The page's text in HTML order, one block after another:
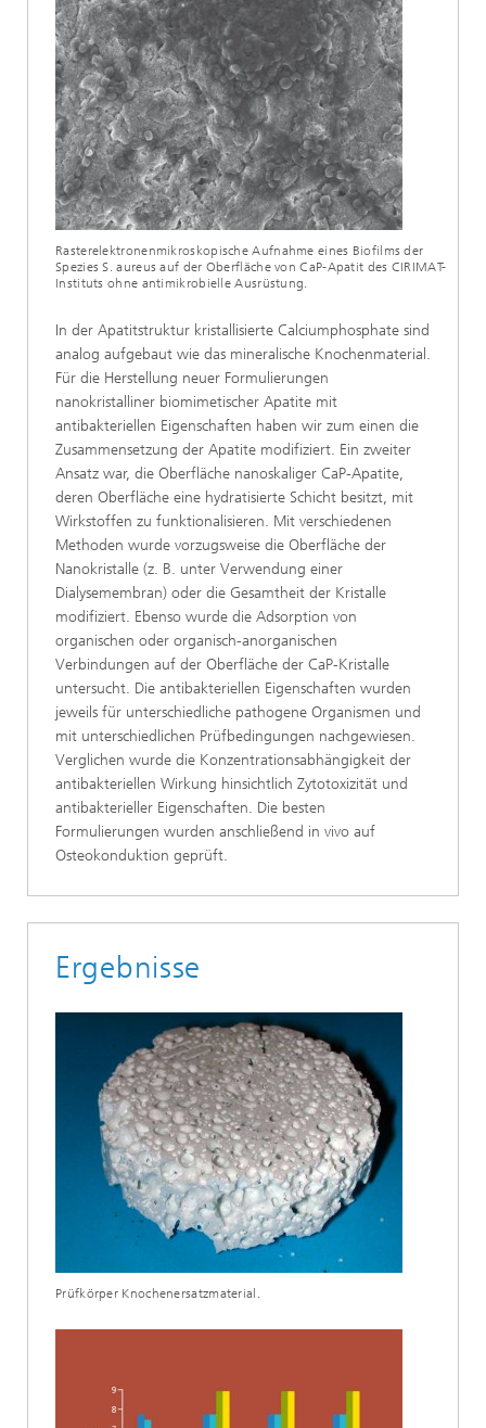
Rasterelektronenmikroskopische Aufnahme eines Biofilms der
Spezies S. aureus auf der Oberfläche von CaP-Apatit des CIRIMAT-
Instituts ohne antimikrobielle Ausrüstung.
In der Apatitstruktur kristallisierte Calciumphosphate sind
analog aufgebaut wie das mineralische Knochenmaterial.
Für die Herstellung neuer Formulierungen
nanokristalliner biomimetischer Apatite mit
antibakteriellen Eigenschaften haben wir zum einen die
Zusammensetzung der Apatite modifiziert. Ein zweiter
Ansatz war, die Oberfläche nanoskaliger CaP-Apatite,
deren Oberfläche eine hydratisierte Schicht besitzt, mit
Wirkstoffen zu funktionalisieren. Mit verschiedenen
Methoden wurde vorzugsweise die Oberfläche der
Nanokristalle (z. B. unter Verwendung einer
Dialysemembran) oder die Gesamtheit der Kristalle
modifiziert. Ebenso wurde die Adsorption von
organischen oder organisch-anorganischen
Verbindungen auf der Oberfläche der CaP-Kristalle
untersucht. Die antibakteriellen Eigenschaften wurden
jeweils für unterschiedliche pathogene Organismen und
mit unterschiedlichen Prüfbedingungen nachgewiesen.
Verglichen wurde die Konzentrationsabhängigkeit der
antibakteriellen Wirkung hinsichtlich Zytotoxizität und
antibakterieller Eigenschaften. Die besten
Formulierungen wurden anschließend in vivo auf
Osteokonduktion geprüft.
Ergebnisse
Prüfkörper Knochenersatzmaterial.